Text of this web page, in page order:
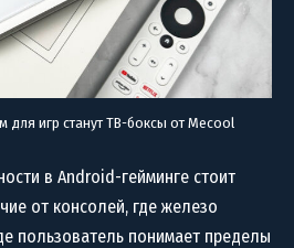
игр станут ТВ-боксы от Mecool
в Android-гейминге стоит
от консолей, где железо
пользователь понимает пределы